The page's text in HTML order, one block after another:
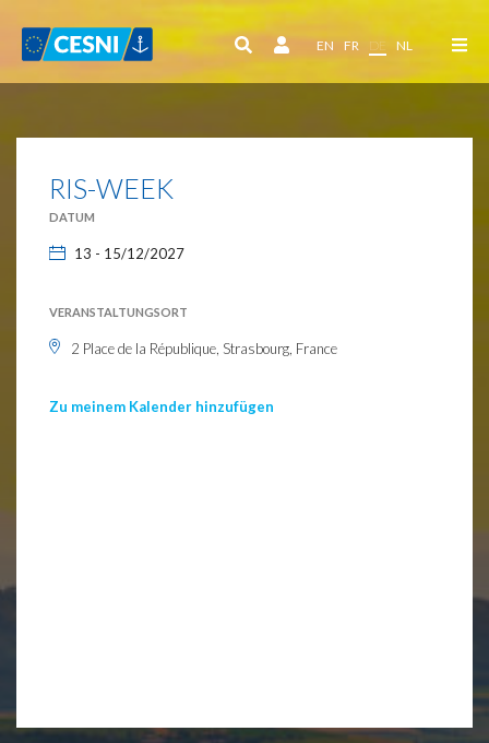
EN FR DE NL
RIS-WEEK
DATUM
13 - 15/12/2027
VERANSTALTUNGSORT
2 Place de la République, Strasbourg, France
Zu meinem Kalender hinzufügen